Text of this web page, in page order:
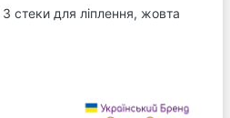
стеки для ліплення, жовта